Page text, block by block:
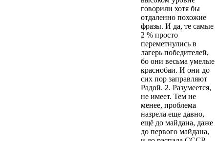
говорили хотя бы
отдаленно похожие
фразы. И да, те самые
2 % просто
переметнулись в
лагерь победителей,
бо они весьма умелые
краснобаи. И они до
сих пор заправляют
Радой. 2. Разумеется,
не имеет. Тем не
менее, проблема
назрела еще давно,
ещё до майдана, даже
до первого майдана,